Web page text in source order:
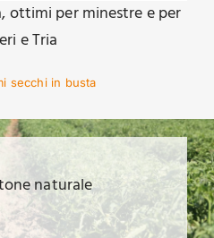
ottimi per minestre e per
e Tria
secchi in busta
naturale